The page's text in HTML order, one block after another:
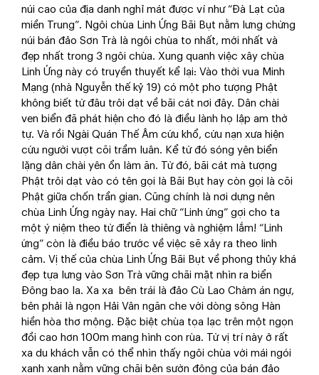
núi cao của địa danh nghỉ mát được ví như “Đà Lạt của
miền Trung”. Ngôi chùa Linh Ứng Bãi Bụt nằm lưng chừng
núi bán đảo Sơn Trà là ngôi chùa to nhất, mới nhất và
đẹp nhất trong 3 ngôi chùa. Xung quanh việc xây chùa
Linh Ứng này có truyền thuyết kể lại: Vào thời vua Minh
Mạng (nhà Nguyễn thế kỷ 19) có một pho tượng Phật
không biết từ đâu trôi dạt về bãi cát nơi đây. Dân chài
ven biển đã phát hiện cho đó là điều lành họ lập am thờ
tự. Và rồi Ngài Quán Thế Âm cứu khổ, cứu nạn xưa hiện
cứu người vượt cõi trầm luân. Kể từ đó sóng yên biển
lặng dân chài yên ổn làm ăn. Từ đó, bãi cát mà tượng
Phật trôi dạt vào có tên gọi là Bãi Bụt hay còn gọi là cõi
Phật giữa chốn trần gian. Cũng chính là nơi dựng nên
chùa Linh Ứng ngày nay. Hai chữ “Linh ứng” gợi cho ta
một ý niệm theo từ điển là thiêng và nghiệm lắm! “Linh
ứng” còn là điều báo trước về việc sẽ xảy ra theo linh
cảm. Vị thế của chùa Linh Ứng Bãi Bụt về phong thủy khá
đẹp tựa lưng vào Sơn Trà vững chãi mặt nhìn ra biển
Đông bao la. Xa xa bên trái là đảo Cù Lao Chàm án ngự,
bên phải là ngọn Hải Vân ngăn che với dòng sông Hàn
hiền hòa thơ mộng. Đặc biệt chùa tọa lạc trên một ngọn
đồi cao hơn 100m mang hình con rùa. Từ vị trí này ở rất
xa du khách vẫn có thể nhìn thấy ngôi chùa với mái ngói
xanh xanh nằm vững chãi bên sườn đông của bán đảo